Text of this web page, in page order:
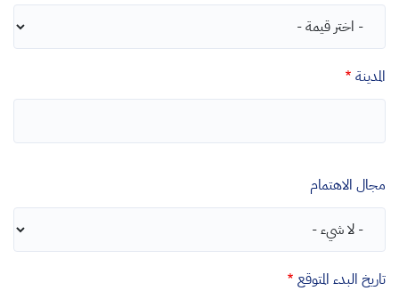
المدينة
مجال الاهتمام
تاريخ البدء المتوقع